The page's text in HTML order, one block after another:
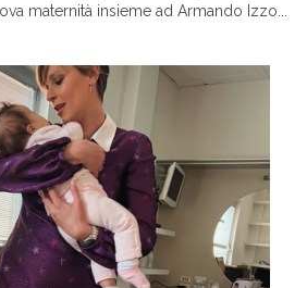
maternità insieme ad Armando Izzo...